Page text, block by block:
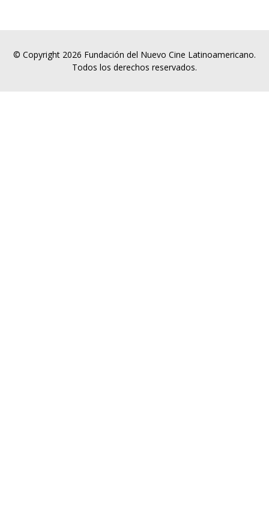
© Copyright 2026 Fundación del Nuevo Cine Latinoamericano.
Todos los derechos reservados.